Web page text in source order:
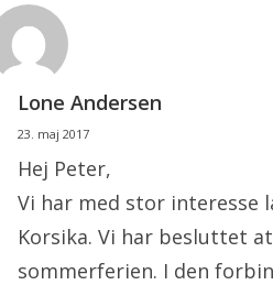
Lone Andersen
23. maj 2017
Hej Peter,
Vi har med stor
Korsika. Vi har besluttet
sommerferien. I den